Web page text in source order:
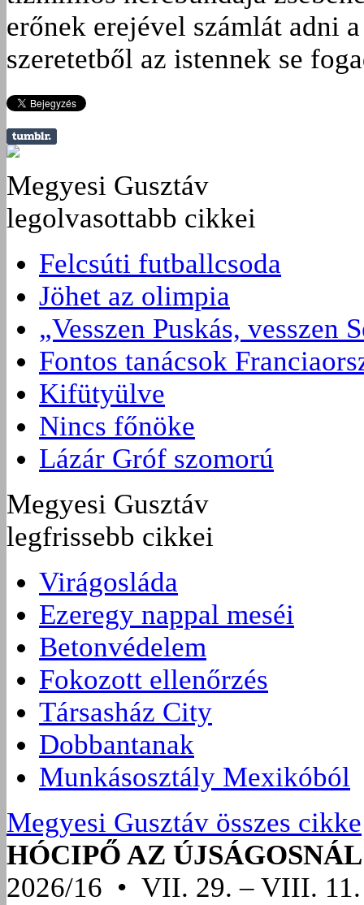
erőnek erejével számlát adni
szeretetből az istennek se
Megyesi Gusztáv
legolvasottabb cikkei
Felcsúti futballcsoda
Jöhet az olimpia
„Vesszen Puskás, vesszen
Fontos tanácsok
Kifütyülve
Nincs főnöke
Lázár Gróf szomorú
Megyesi Gusztáv
legfrissebb cikkei
Virágosláda
Ezeregy nappal meséi
Betonvédelem
Fokozott ellenőrzés
Társasház City
Dobbantanak
Munkásosztály Mexikóból
Megyesi Gusztáv összes cikke
HÓCIPŐ AZ ÚJSÁGOSNÁL
2026/16 • VII. 29. – VIII. 11.